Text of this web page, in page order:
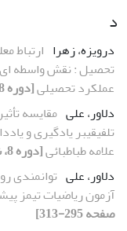
د
درویزه، زهرا ارتباط
تحصیل : نقش واسطه
عملکرد تحصیلی[دوره 8، شماره 27، 1393، صفحه 35-58]
دلاور، علی مقایسه
تلفیقیبر یادگیری و
علامه طباطبائی[دوره 8، شماره 24، 1393، صفحه 17-39]
دلاور، علی توانمندی
آزمون ریاضیات تیمز
صفحه 295-313]